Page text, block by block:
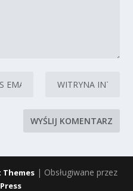
Themes | Obsługiwane przez